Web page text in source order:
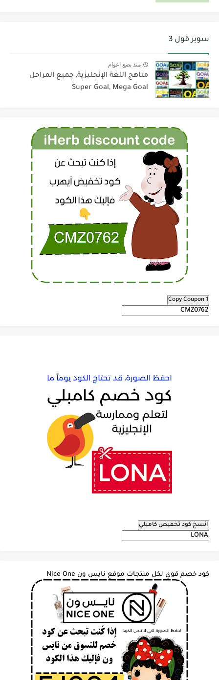
سوبر قول 3
منذ بضع اعوام
مناهج اللغة الإنجليزية, جميع المراحل
Super Goal, Mega Goal
Copy Coupon 1
انسخ كود تخفيض كامبلي
كود خصم قوي لكل منتجات موقع نايس ون Nice One